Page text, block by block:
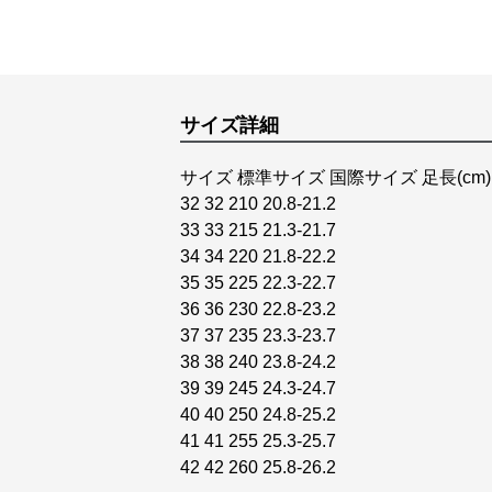
サイズ詳細
サイズ 標準サイズ 国際サイズ 足長(cm)
32 32 210 20.8-21.2
33 33 215 21.3-21.7
34 34 220 21.8-22.2
35 35 225 22.3-22.7
36 36 230 22.8-23.2
37 37 235 23.3-23.7
38 38 240 23.8-24.2
39 39 245 24.3-24.7
40 40 250 24.8-25.2
41 41 255 25.3-25.7
42 42 260 25.8-26.2